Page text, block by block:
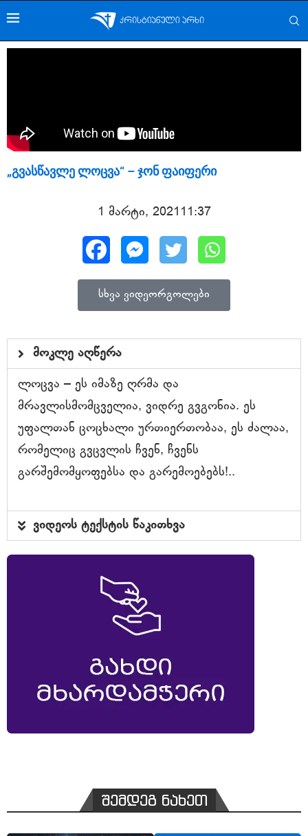
„გვასწავლე ლოცვა“ – ჯონ ფაიფერი
1 მარტი, 2021 11:37
სხვა ვიდეორგოლები
მოკლე აღწერა
ლოცვა – ეს იმაზე ღრმა და
მრავლისმომცველია, ვიდრე გვგონია. ეს
უფალთან ცოცხალი ურთიერთობაა, ეს ძალაა,
რომელიც გვცვლის ჩვენ, ჩვენს
გარშემომყოფებსა და გარემოებებს!..
ვიდეოს ტექსტის წაკითხვა
შემდეგ ნახეთ